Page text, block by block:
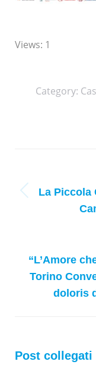
Views: 1
Category:
La Piccola
“L’Amore
Torino
doloris
Post collegati